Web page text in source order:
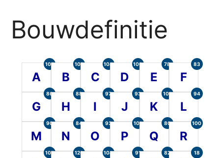
Bouwdefinitie
A
105
B
107
C
104
D
100
E
78
F
83
G
86
H
88
I
97
J
93
K
101
L
94
M
90
N
84
O
93
P
101
Q
80
R
100
107 120 104 91 82 18